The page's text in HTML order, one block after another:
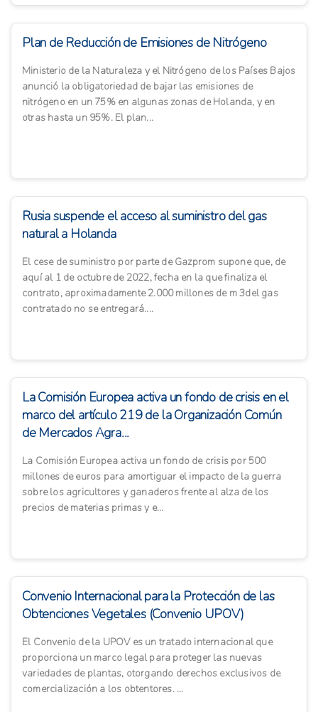
Plan de Reducción de Emisiones de Nitrógeno
Ministerio de la Naturaleza y el Nitrógeno de los Países Bajos
anunció la obligatoriedad de bajar las emisiones de
nitrógeno en un 75% en algunas zonas de Holanda, y en
otras hasta un 95%. El plan...
Rusia suspende el acceso al suministro del gas
natural a Holanda
El cese de suministro por parte de Gazprom supone que, de
aquí al 1 de octubre de 2022, fecha en la que finaliza el
contrato, aproximadamente 2.000 millones de m 3del gas
contratado no se entregará....
La Comisión Europea activa un fondo de crisis en el
marco del artículo 219 de la Organización Común
de Mercados Agra...
La Comisión Europea activa un fondo de crisis por 500
millones de euros para amortiguar el impacto de la guerra
sobre los agricultores y ganaderos frente al alza de los
precios de materias primas y e...
Convenio Internacional para la Protección de las
Obtenciones Vegetales (Convenio UPOV)
El Convenio de la UPOV es un tratado internacional que
proporciona un marco legal para proteger las nuevas
variedades de plantas, otorgando derechos exclusivos de
comercialización a los obtentores. ...